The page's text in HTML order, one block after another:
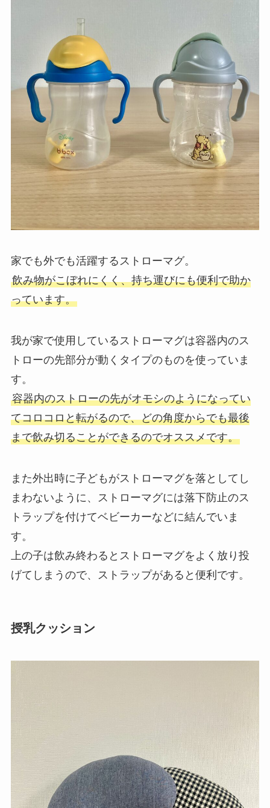
家でも外でも活躍するストローマグ。
飲み物がこぼれにくく、持ち運びにも便利で助か
っています。
我が家で使用しているストローマグは容器内のス
トローの先部分が動くタイプのものを使っていま
す。
容器内のストローの先がオモシのようになってい
てコロコロと転がるので、どの角度からでも最後
まで飲み切ることができるのでオススメです。
また外出時に子どもがストローマグを落としてし
まわないように、ストローマグには落下防止のス
トラップを付けてベビーカーなどに結んでいま
す。
上の子は飲み終わるとストローマグをよく放り投
げてしまうので、ストラップがあると便利です。
授乳クッション